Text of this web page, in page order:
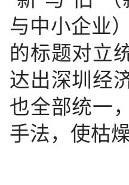
与中小企业
的标题对立
达出深圳经
也全部统一
手法，使枯